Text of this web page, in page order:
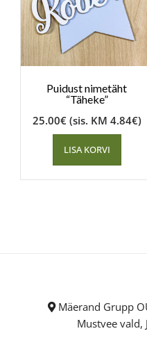
Puidust nimetäht
“Täheke”
25.00€ (sis. KM 4.84€)
LISA KORVI
Mäerand Grupp
Mustvee vald,